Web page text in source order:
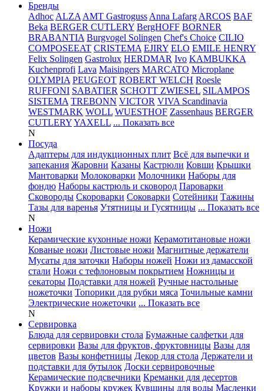
Бренды
Adhoc ALZA AMT Gastroguss Anna Lafarg ARCOS BAF
Beka BERGER CUTLERY BergHOFF BORNER
BRABANTIA Burgvogel Solingen Chef's Choice CILIO
COMPOSEEAT CRISTEMA EJIRY ELO EMILE HENRY
Felix Solingen Gastrolux HERDMAR Ivo KAMBUKKA
Kuchenprofi Lava Maisingers MARCATO Microplane
OLYMPIA PEUGEOT ROBERT WELCH Roesle
RUFFONI SABATIER SCHOTT ZWIESEL SILAMPOS
SISTEMA TREBONN VICTOR VIVA Scandinavia
WESTMARK WOLL WUESTHOF Zassenhaus BERGER
CUTLERYYAXELL ... Показать все
N
Посуда
Адаптеры для индукционных плит Всё для выпечки и
запекания Жаровни Казаны Кастрюли Ковши Крышки
Мантоварки Молоковарки Молочники Наборы для
фондю Наборы кастрюль и сковород Пароварки
Сковороды Скороварки Соковарки Сотейники Тажины
Тазы для варенья Утятницы и Гусятницы ... Показать все
N
Ножи
Керамические кухонные ножи Керамотитановые ножи
Кованые ножи Листовые ножи Магнитные держатели
Мусаты для заточки Наборы ножей Ножи из дамасской
стали Ножи с тефлоновым покрытием Ножницы и
секаторы Подставки для ножей Ручные настольные
ножеточки Топорики для рубки мяса Точильные камни
Электрические ножеточки ... Показать все
N
Сервировка
Блюда для сервировки стола Бумажные салфетки для
сервировки Вазы для фруктов, фруктовницы Вазы для
цветов Вазы конфетницы Декор для стола Держатели и
подставки для бутылок Доски сервировочные
Керамические подсвечники Креманки для десертов
Кружки и наборы кружек Кувшины для воды Масленки